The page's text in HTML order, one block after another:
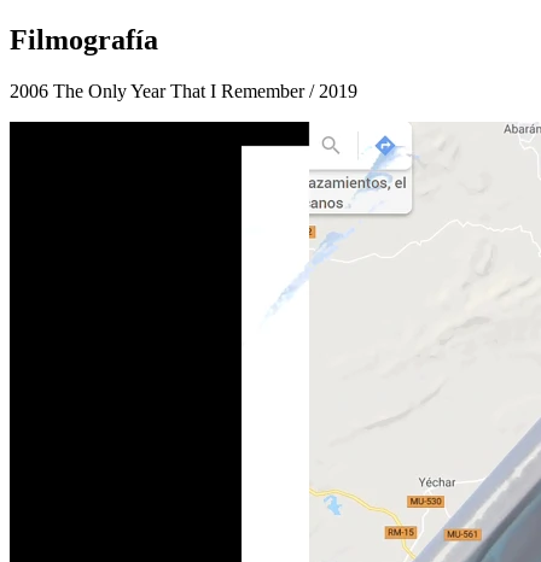
Filmografía
2006 The Only Year That I Remember / 2019